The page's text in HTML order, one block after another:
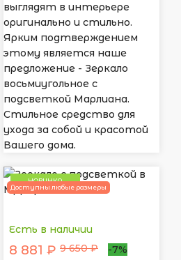
выглядят в интерьере
оригинально и стильно.
Ярким подтверждением
этому является наше
предложение - Зеркало
восьмиугольное с
подсветкой Марлиана.
Стильное средство для
ухода за собой и красотой
Вашего дома.
НОВИНКА
Доступны любые размеры
Есть в наличии
8 881 ₽ 9 650 ₽ -7%